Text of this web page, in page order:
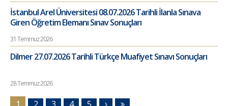
İstanbul Arel Üniversitesi 08.07.2026 Tarihli İlanla Sınava
Giren Öğretim Elemanı Sınav Sonuçları
31 Temmuz 2026
Dilmer 27.07.2026 Tarihli Türkçe Muafiyet Sınavı Sonuçları
28 Temmuz 2026
1 2 3 4 5